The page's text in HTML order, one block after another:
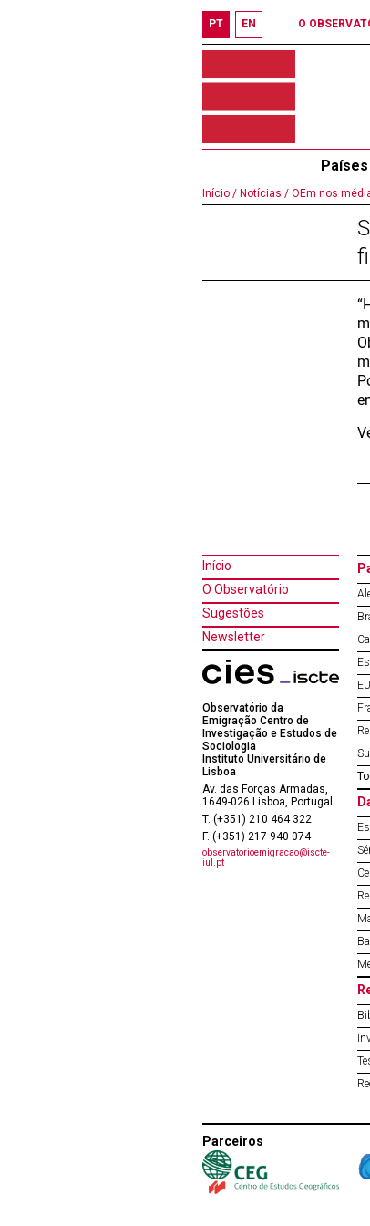
PT EN O
Países
Início / Notícias / OEm nos
Início
O Observatório
Sugestões
Newsletter
Observatório da
Emigração Centro de
Investigação e Estudos de
Sociologia
Instituto Universitário de
Lisboa
Av. das Forças Armadas,
1649-026 Lisboa, Portugal
T. (+351) 210 464 322
F. (+351) 217 940 074
observatorioemigracao@iscte-
iul.pt
Parceiros